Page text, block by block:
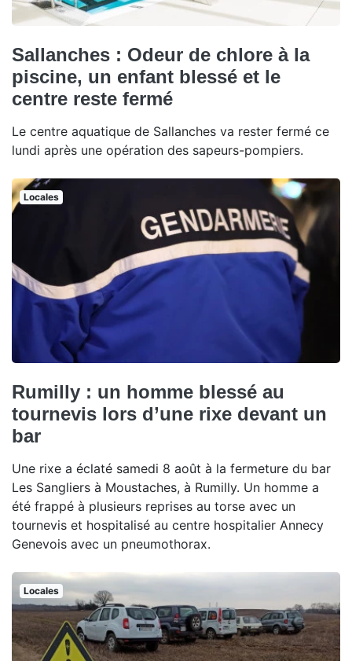
Sallanches : Odeur de chlore à la
piscine, un enfant blessé et le
centre reste fermé
Le centre aquatique de Sallanches va rester fermé ce
lundi après une opération des sapeurs-pompiers.
Locales
Rumilly : un homme blessé au
tournevis lors d’une rixe devant un
bar
Une rixe a éclaté samedi 8 août à la fermeture du bar
Les Sangliers à Moustaches, à Rumilly. Un homme a
été frappé à plusieurs reprises au torse avec un
tournevis et hospitalisé au centre hospitalier Annecy
Genevois avec un pneumothorax.
Locales